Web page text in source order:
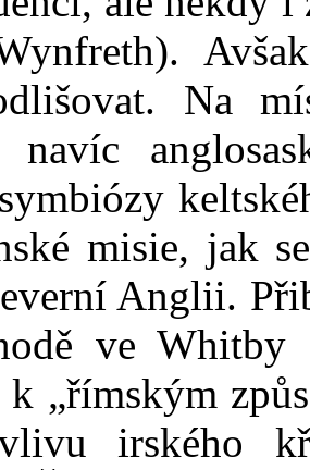
Na
navíc
misie, jak
Anglii.
ve Whitby
„římským
irského